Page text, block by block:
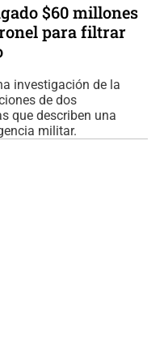
$60 millones
para filtrar
investigación de la
de dos
que describen una
militar.